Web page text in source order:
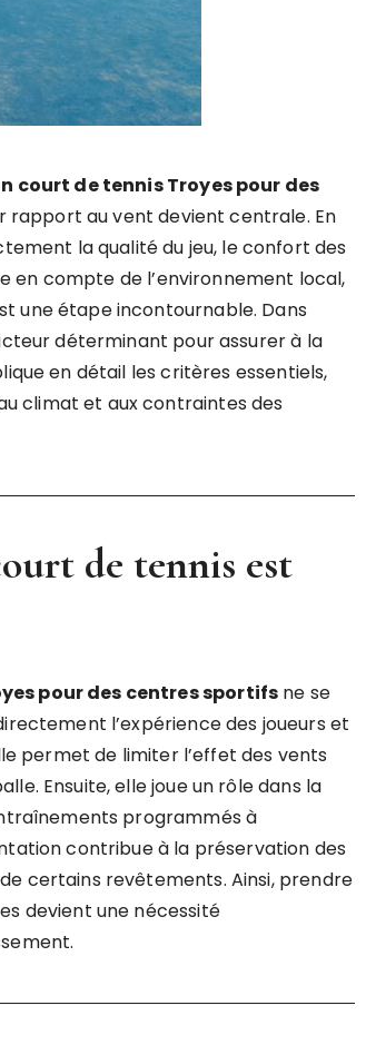
court de tennis Troyes pour des
rapport au vent devient centrale. En
la qualité du jeu, le confort des
en compte de l’environnement local,
une étape incontournable. Dans
déterminant pour assurer à la
en détail les critères essentiels,
climat et aux contraintes des
de tennis est
pour des centres sportifs ne se
l’expérience des joueurs et
permet de limiter l’effet des vents
Ensuite, elle joue un rôle dans la
programmés à
contribue à la préservation des
certains revêtements. Ainsi, prendre
devient une nécessité